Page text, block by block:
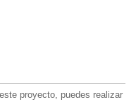
proyecto, puedes realizar